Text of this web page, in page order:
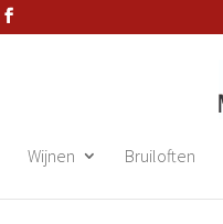
Wijnen Bruiloften